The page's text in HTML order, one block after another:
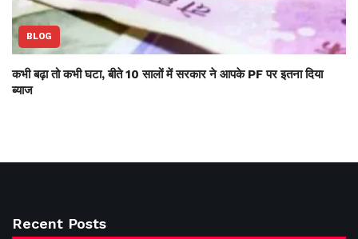
BLOG
कभी बढ़ा तो कभी घटा, बीते 10 सालों में सरकार ने आपके PF पर इतना दिया
ब्याज
Recent Posts